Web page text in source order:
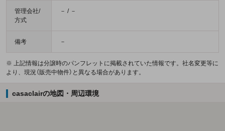
管理会社/
方式
－ / －
備考 －
※ 上記情報は分譲時のパンフレットに掲載されていた情報です。社名変更等に
より、現況（販売中物件）と異なる場合があります。
casaclairの地図・周辺環境